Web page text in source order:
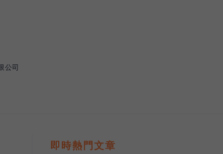
公司
即時熱門文章